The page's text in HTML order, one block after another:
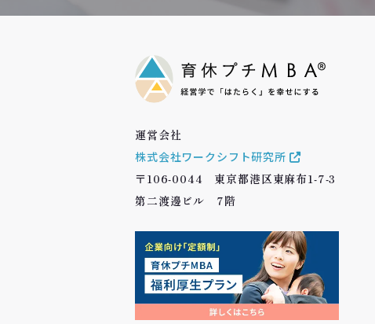
運営会社
株式会社ワークシフト研究所
〒106-0044 東京都港区東麻布1-7-3
第二渡邊ビル 7階